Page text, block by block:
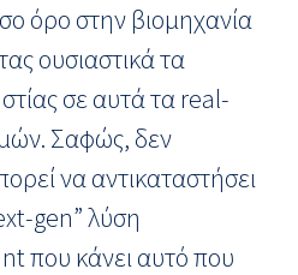
όρο στην βιομηχανία
ουσιαστικά τα
σε αυτά τα real-
Σαφώς, δεν
να αντικαταστήσει
gen” λύση
που κάνει αυτό που